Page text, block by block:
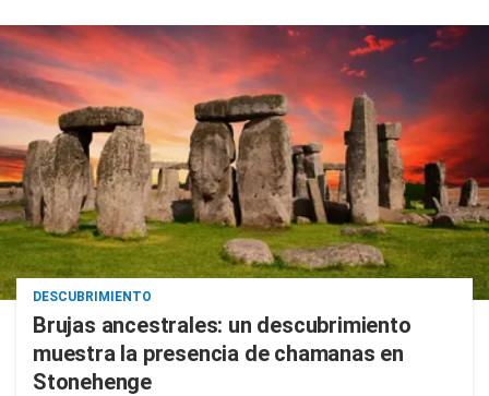
DESCUBRIMIENTO
Brujas ancestrales: un descubrimiento
muestra la presencia de chamanas en
Stonehenge